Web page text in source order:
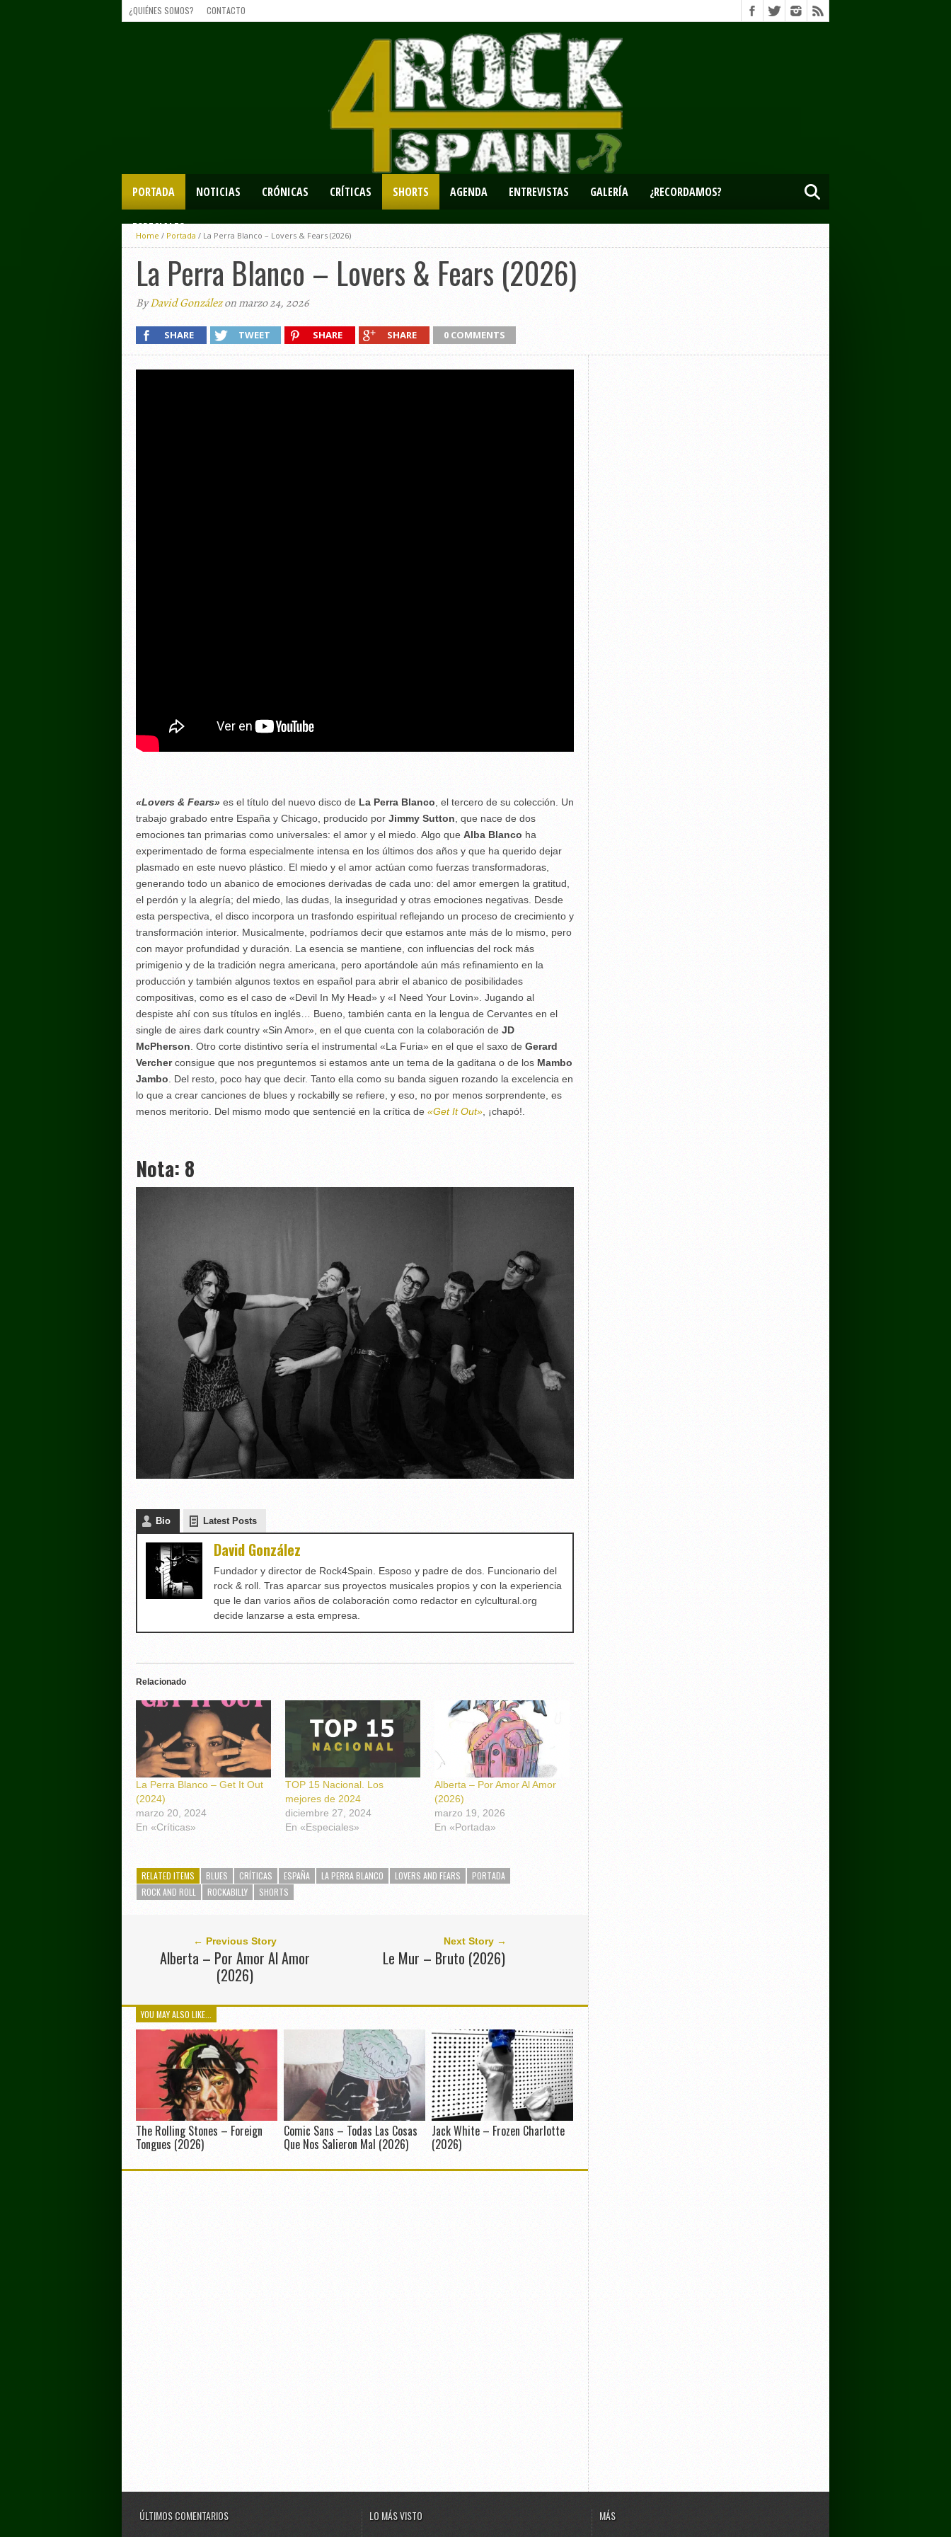
¿QUIÉNES SOMOS? CONTACTO
PORTADA NOTICIAS CRÓNICAS CRÍTICAS SHORTS AGENDA ENTREVISTAS GALERÍA ¿RECORDAMOS?
ESPECIALES
Home / Portada / La Perra Blanco – Lovers & Fears (2026)
La Perra Blanco – Lovers & Fears (2026)
ByDavid Gonzálezon marzo 24, 2026
SHARE TWEET SHARE SHARE 0 COMMENTS
«Lovers & Fears»es el título del nuevo disco deLa Perra Blanco , el tercero de su colección. Un
trabajo grabado entre España y Chicago, producido por Jimmy Sutton , que nace de dos
emociones tan primarias como universales: el amor y el miedo. Algo que Alba Blanco ha
experimentado de forma especialmente intensa en los últimos dos años y que ha querido dejar
plasmado en este nuevo plástico. El miedo y el amor actúan como fuerzas transformadoras,
generando todo un abanico de emociones derivadas de cada uno: del amor emergen la gratitud,
el perdón y la alegría; del miedo, las dudas, la inseguridad y otras emociones negativas. Desde
esta perspectiva, el disco incorpora un trasfondo espiritual reflejando un proceso de crecimiento y
transformación interior. Musicalmente, podríamos decir que estamos ante más de lo mismo, pero
con mayor profundidad y duración. La esencia se mantiene, con influencias del rock más
primigenio y de la tradición negra americana, pero aportándole aún más refinamiento en la
producción y también algunos textos en español para abrir el abanico de posibilidades
compositivas, como es el caso de «Devil In My Head» y «I Need Your Lovin». Jugando al
despiste ahí con sus títulos en inglés… Bueno, también canta en la lengua de Cervantes en el
single de aires dark country «Sin Amor», en el que cuenta con la colaboración de JD
McPherson . Otro corte distintivo sería el instrumental «La Furia» en el que el saxo de Gerard
Vercherconsigue que nos preguntemos si estamos ante un tema de la gaditana o de losMambo
Jambo . Del resto, poco hay que decir. Tanto ella como su banda siguen rozando la excelencia en
lo que a crear canciones de blues y rockabilly se refiere, y eso, no por menos sorprendente, es
menos meritorio. Del mismo modo que sentencié en la crítica de «Get It Out», ¡chapó!.
Nota: 8
Bio Latest Posts
David González
Fundador y director de Rock4Spain. Esposo y padre de dos. Funcionario del
rock & roll. Tras aparcar sus proyectos musicales propios y con la experiencia
que le dan varios años de colaboración como redactor en cylcultural.org
decide lanzarse a esta empresa.
Relacionado
La Perra Blanco – Get It Out
(2024)
marzo 20, 2024
En «Críticas»
TOP 15 Nacional. Los
mejores de 2024
diciembre 27, 2024
En «Especiales»
Alberta – Por Amor Al Amor
(2026)
marzo 19, 2026
En «Portada»
RELATED ITEMS BLUES CRÍTICAS ESPAÑA LA PERRA BLANCO LOVERS AND FEARS
PORTADA
ROCK AND ROLL
ROCKABILLY SHORTS
← Previous Story
Alberta – Por Amor Al Amor
(2026)
Next Story →
Le Mur – Bruto (2026)
YOU MAY ALSO LIKE...
The Rolling Stones – Foreign
Tongues (2026)
Comic Sans – Todas Las Cosas
Que Nos Salieron Mal (2026)
Jack White – Frozen Charlotte
(2026)
ÚLTIMOS COMENTARIOS LO MÁS VISTO MÁS